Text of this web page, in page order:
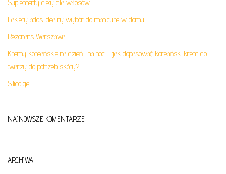
Suplementy diety dla włosów
Lakiery ados idealny wybór do manicure w domu
Rezonans Warszawa
Kremy koreańskie na dzień i na noc – jak dopasować koreański krem do
twarzy do potrzeb skóry?
Silicolgel
NAJNOWSZE KOMENTARZE
ARCHIWA